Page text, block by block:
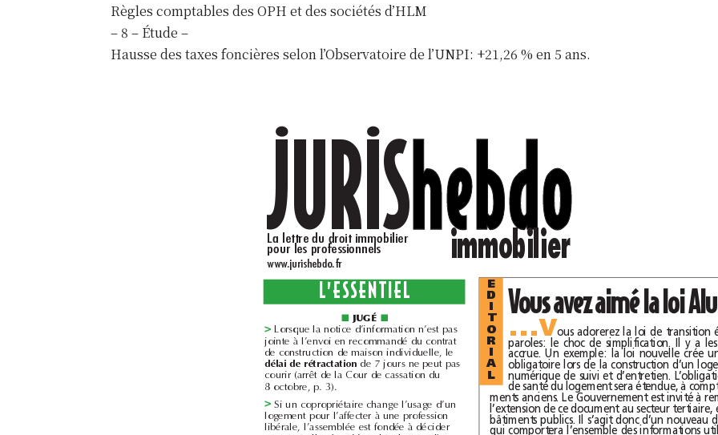
Règles comptables des OPH et des sociétés d’HLM
– 8 – Étude –
Hausse des taxes foncières selon l’Observatoire de l’UNPI: +21,26 % en 5 ans.


Lorsque la notice d’information n’est pas
jointe à l’envoi en recommandé du contrat
de construction de maison individuelle, le
délai de rétractation
de 7 jours ne peut pas
courir (arrêt de la Cour de cassation du
8octobre, p.3).

Si un copropriétaire change l’usage d’un
logement pour l’affecter à une profession
libérale, l’assemblée est fondée à décider
…v
JURIS hebdo
La lettre du droit immobilier
pour les professionnels
www.jurishebdo.fr
L’ESSENTIEL
..
immobilier
E
D
T
O
R
A
L